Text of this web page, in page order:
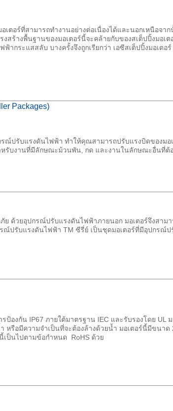
ตอร์ที่สามารถทำงานอย่างต่อเนื่องได้และนอกเหนือจาก
สร้างพื้นฐานของมอเตอร์นี้จะคล้ายกับของสเต็ปปิ้งมอเต
ากระแสสลับ บางครั้งจึงถูกเรียกว่า เอซีสเต็ปปิ้งมอเตอร์
Packages)
ณ์ปรับแรงดันไฟฟ้า ทำให้คุณสามารถปรับแรงบิดของมอ
รับงานที่มีลักษณะม้วนพัน, กด และงานในลักษณะอื่นที่ต้
ย ด้วยอุปกรณ์ปรับแรงดันไฟฟ้าภายนอก มอเตอร์จึงสาม
ณ์ปรับแรงดันไฟฟ้า TM ซีรี่ย์ เป็นชุดมอเตอร์ที่มีอุปกรณ์ป
ป้องกัน IP67 ภายใต้มาตรฐาน IEC และรับรองโดย UL
รือมีความจำเป็นที่จะต้องล้างด้วยน้ำ มอเตอร์นี้มีขนาด
เป็นไปตามข้อกำหนด RoHS ด้วย